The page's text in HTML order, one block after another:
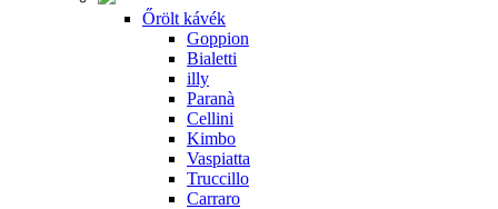
Őrölt kávék
Goppion
Bialetti
illy
Paranà
Cellini
Kimbo
Vaspiatta
Truccillo
Carraro